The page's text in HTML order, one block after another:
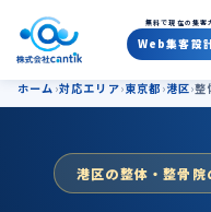
港区の
無料で現在の集客
Web集客設
ホーム 対応エリア 東京都 港区 整
港区の整体・整骨